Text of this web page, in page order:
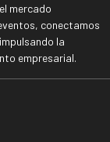
mercado
conectamos
la
empresarial.